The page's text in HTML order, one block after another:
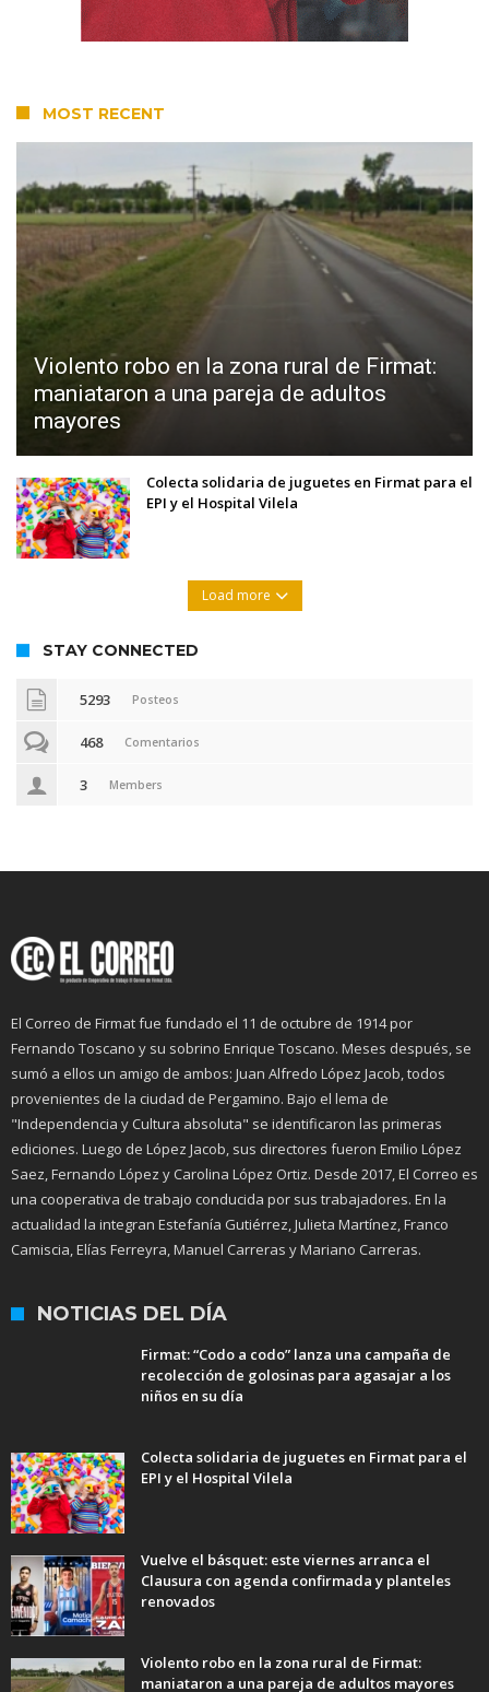
MOST RECENT
Violento robo en la zona rural de Firmat:
maniataron a una pareja de adultos
mayores
Colecta solidaria de juguetes en Firmat para el
EPI y el Hospital Vilela
Load more
STAY CONNECTED
5293 Posteos
468 Comentarios
3 Members
El Correo de Firmat fue fundado el 11 de octubre de 1914 por
Fernando Toscano y su sobrino Enrique Toscano. Meses después, se
sumó a ellos un amigo de ambos: Juan Alfredo López Jacob, todos
provenientes de la ciudad de Pergamino. Bajo el lema de
"Independencia y Cultura absoluta" se identificaron las primeras
ediciones. Luego de López Jacob, sus directores fueron Emilio López
Saez, Fernando López y Carolina López Ortiz. Desde 2017, El Correo es
una cooperativa de trabajo conducida por sus trabajadores. En la
actualidad la integran Estefanía Gutiérrez, Julieta Martínez, Franco
Camiscia, Elías Ferreyra, Manuel Carreras y Mariano Carreras.
NOTICIAS DEL DÍA
Firmat: “Codo a codo” lanza una campaña de
recolección de golosinas para agasajar a los
niños en su día
Colecta solidaria de juguetes en Firmat para el
EPI y el Hospital Vilela
Vuelve el básquet: este viernes arranca el
Clausura con agenda confirmada y planteles
renovados
Violento robo en la zona rural de Firmat:
maniataron a una pareja de adultos mayores